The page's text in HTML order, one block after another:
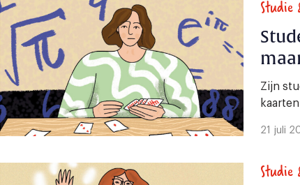
Studie
Zijn
21 juli
Studie